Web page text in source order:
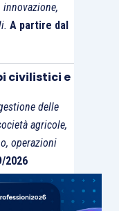
A partire dal
civilistici e
delle
agricole,
operazioni
2026